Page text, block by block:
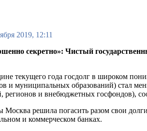
2019, 12:11
секретно»: Чистый
текущего года госдолг в широком
и муниципальных образований) стал
регионов и внебюджетных госфондов),
Москва решила погасить разом свои
и коммерческом банках.